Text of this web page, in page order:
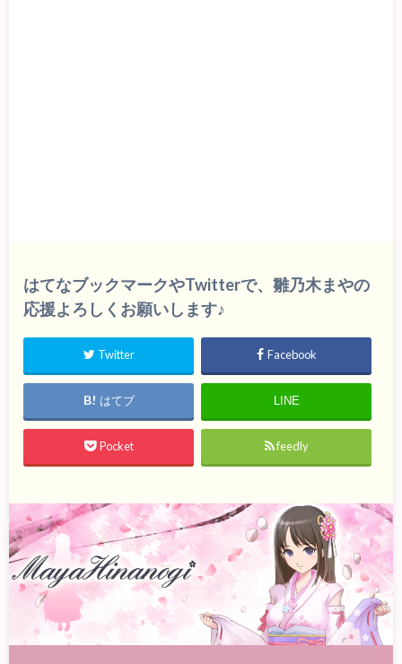
はてなブックマークやTwitterで、雛乃木まやの
応援よろしくお願いします♪
Twitter Facebook
はてブ LINE
Pocket feedly